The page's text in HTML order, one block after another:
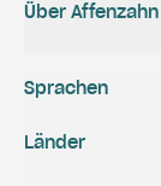
Über Affenzahn
Sprachen
Länder